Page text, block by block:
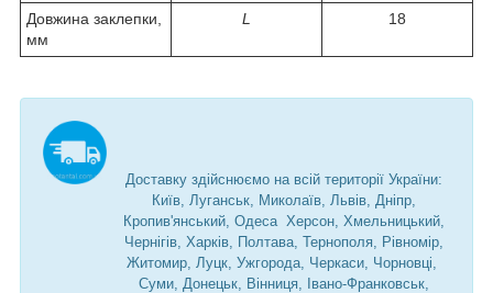
Довжина заклепки,
мм
L 18
Доставку здійснюємо на всій території України:
Київ, Луганськ, Миколаїв, Львів, Дніпр,
Кропив'янський, Одеса Херсон, Хмельницький,
Чернігів, Харків, Полтава, Тернополя, Рівномір,
Житомир, Луцк, Ужгорода, Черкаси, Чорновці,
Суми, Донецьк, Вінниця, Івано-Франковськ,